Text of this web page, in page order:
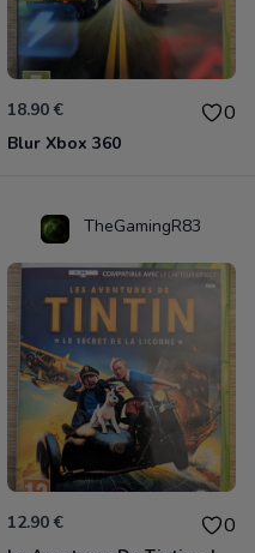
18.90 € 0
Blur Xbox 360
TheGamingR83
12.90 € 0